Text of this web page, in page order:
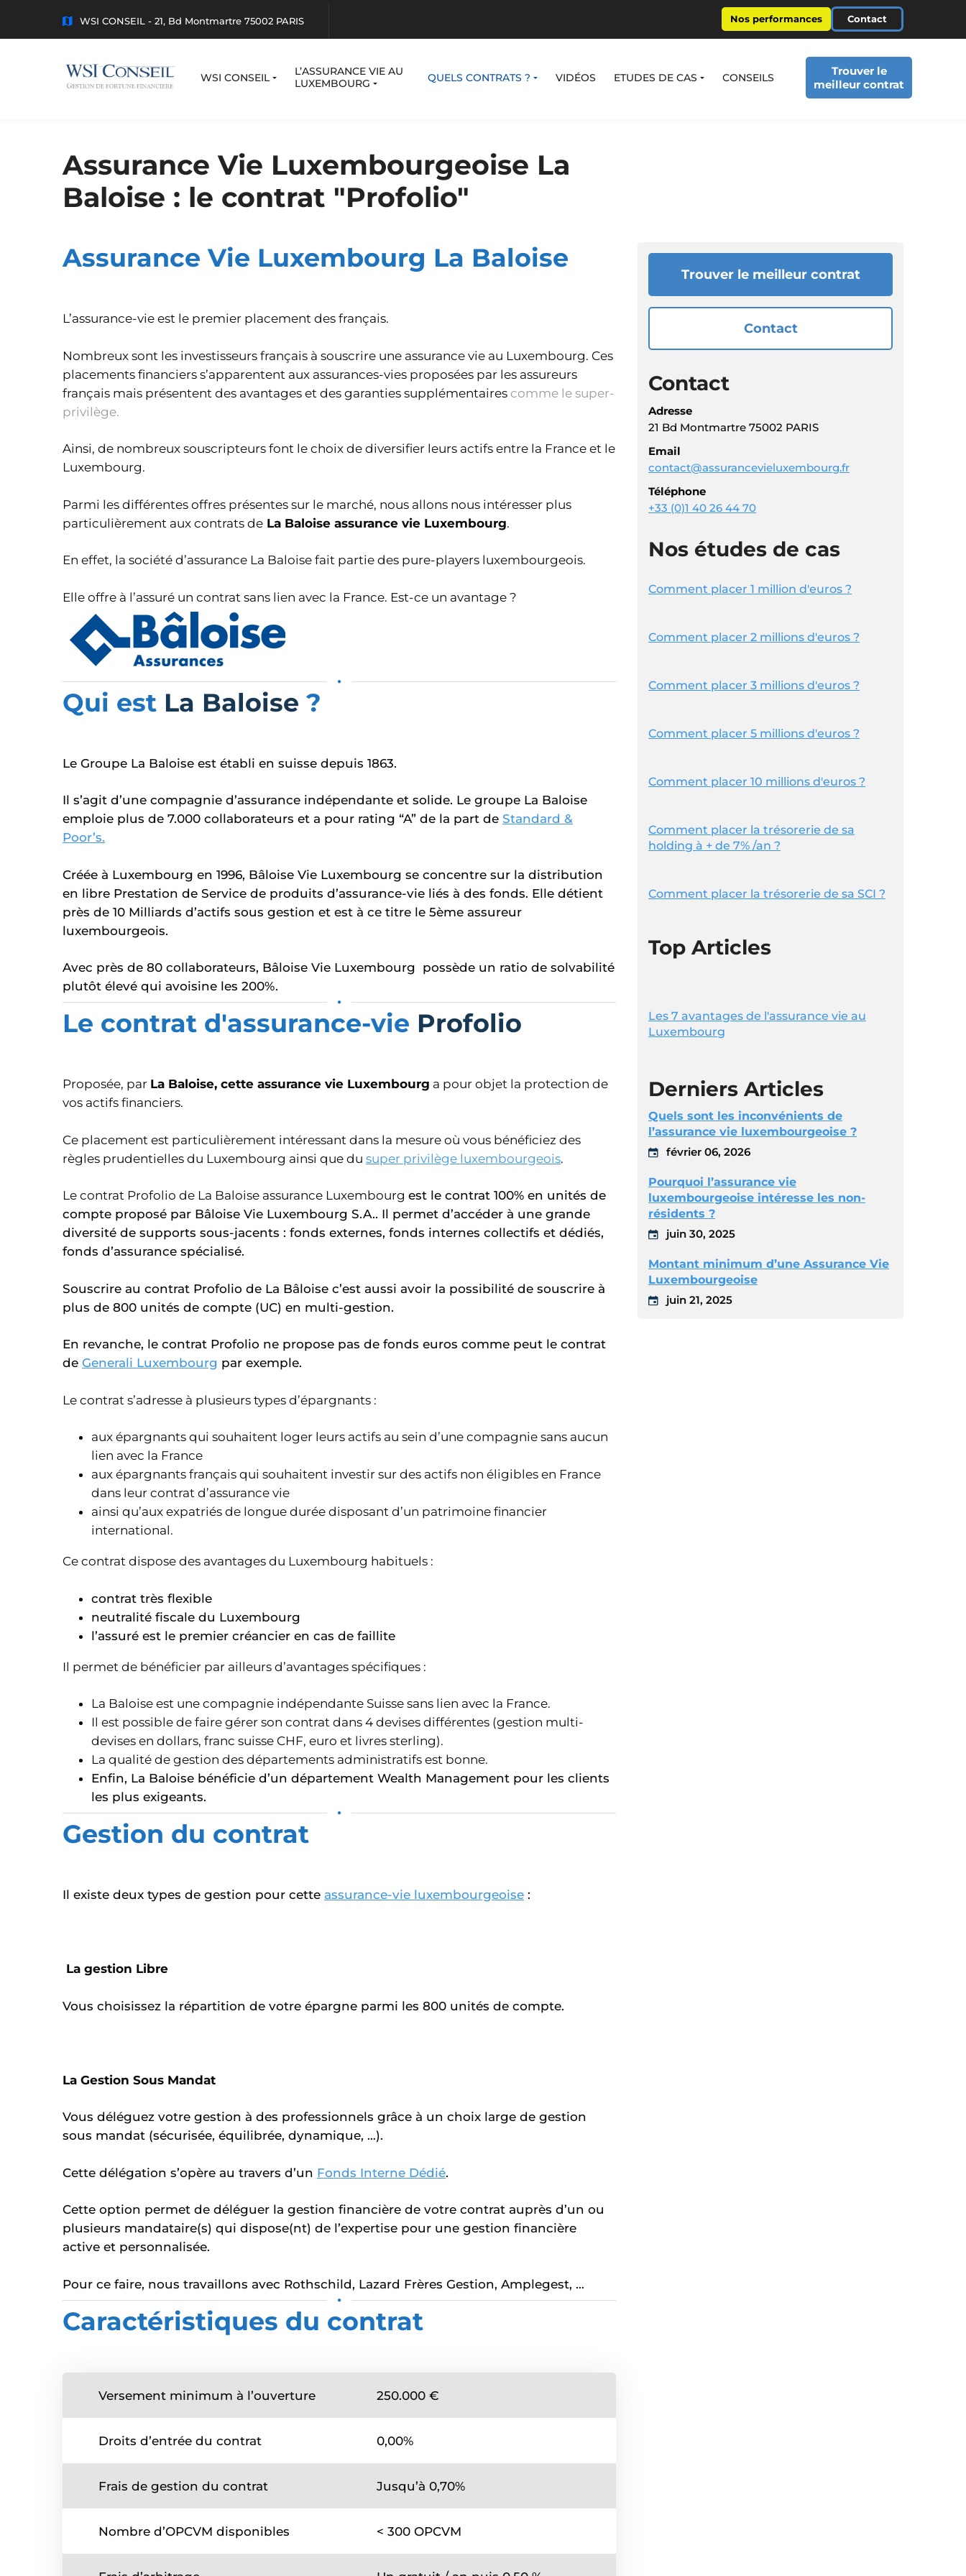
WSI CONSEIL - 21, Bd Montmartre 75002 PARIS Nos performances Contact
WSI CONSEIL
L’ASSURANCE VIE AU
LUXEMBOURG
QUELS CONTRATS ? VIDÉOS ETUDES DE CAS CONSEILS
Trouver le
meilleur contrat
Assurance Vie Luxembourgeoise La
Baloise : le contrat "Profolio"
Assurance Vie Luxembourg La Baloise
L’assurance-vie est le premier placement des français.
Nombreux sont les investisseurs français à souscrire une assurance vie au Luxembourg. Ces
placements financiers s’apparentent aux assurances-vies proposées par les assureurs
français mais présentent des avantages et des garanties supplémentaires comme le super-
privilège.
Ainsi, de nombreux souscripteurs font le choix de diversifier leurs actifs entre la France et le
Luxembourg.
Parmi les différentes offres présentes sur le marché, nous allons nous intéresser plus
particulièrement aux contrats de La Baloise assurance vie Luxembourg.
En effet, la société d’assurance La Baloise fait partie des pure-players luxembourgeois.
Elle offre à l’assuré un contrat sans lien avec la France. Est-ce un avantage ?
•
Qui est La Baloise ?
Le Groupe La Baloise est établi en suisse depuis 1863.
Il s’agit d’une compagnie d’assurance indépendante et solide. Le groupe La Baloise
emploie plus de 7.000 collaborateurs et a pour rating “A” de la part de Standard &
Poor’s.
Créée à Luxembourg en 1996, Bâloise Vie Luxembourg se concentre sur la distribution
en libre Prestation de Service de produits d’assurance-vie liés à des fonds. Elle détient
près de 10 Milliards d’actifs sous gestion et est à ce titre le 5ème assureur
luxembourgeois.
Avec près de 80 collaborateurs, Bâloise Vie Luxembourg possède un ratio de solvabilité
plutôt élevé qui avoisine les 200%.
•
Le contrat d'assurance-vie Profolio
Proposée, par La Baloise, cette assurance vie Luxembourg a pour objet la protection de
vos actifs financiers.
Ce placement est particulièrement intéressant dans la mesure où vous bénéficiez des
règles prudentielles du Luxembourg ainsi que du super privilège luxembourgeois.
Le contrat Profolio de La Baloise assurance Luxembourg est le contrat 100% en unités de
compte proposé par Bâloise Vie Luxembourg S.A.. Il permet d’accéder à une grande
diversité de supports sous-jacents : fonds externes, fonds internes collectifs et dédiés,
fonds d’assurance spécialisé.
Souscrire au contrat Profolio de La Bâloise c’est aussi avoir la possibilité de souscrire à
plus de 800 unités de compte (UC) en multi-gestion.
En revanche, le contrat Profolio ne propose pas de fonds euros comme peut le contrat
de Generali Luxembourg par exemple.
Le contrat s’adresse à plusieurs types d’épargnants :
aux épargnants qui souhaitent loger leurs actifs au sein d’une compagnie sans aucun
lien avec la France
aux épargnants français qui souhaitent investir sur des actifs non éligibles en France
dans leur contrat d’assurance vie
ainsi qu’aux expatriés de longue durée disposant d’un patrimoine financier
international.
Ce contrat dispose des avantages du Luxembourg habituels :
contrat très flexible
neutralité fiscale du Luxembourg
l’assuré est le premier créancier en cas de faillite
Il permet de bénéficier par ailleurs d’avantages spécifiques :
La Baloise est une compagnie indépendante Suisse sans lien avec la France.
Il est possible de faire gérer son contrat dans 4 devises différentes (gestion multi-
devises en dollars, franc suisse CHF, euro et livres sterling).
La qualité de gestion des départements administratifs est bonne.
Enfin, La Baloise bénéficie d’un département Wealth Management pour les clients
les plus exigeants.
•
Gestion du contrat
Il existe deux types de gestion pour cette assurance-vie luxembourgeoise :
La gestion Libre
Vous choisissez la répartition de votre épargne parmi les 800 unités de compte.
La Gestion Sous Mandat
Vous déléguez votre gestion à des professionnels grâce à un choix large de gestion
sous mandat (sécurisée, équilibrée, dynamique, …).
Cette délégation s’opère au travers d’un Fonds Interne Dédié.
Cette option permet de déléguer la gestion financière de votre contrat auprès d’un ou
plusieurs mandataire(s) qui dispose(nt) de l’expertise pour une gestion financière
active et personnalisée.
Pour ce faire, nous travaillons avec Rothschild, Lazard Frères Gestion, Amplegest, …
•
Caractéristiques du contrat
Versement minimum à l’ouverture 250.000 €
Droits d’entrée du contrat 0,00%
Frais de gestion du contrat Jusqu’à 0,70%
Nombre d’OPCVM disponibles < 300 OPCVM
Trouver le meilleur contrat
Contact
Contact
Adresse
21 Bd Montmartre 75002 PARIS
Email
contact@assurancevieluxembourg.fr
Téléphone
+33 (0)1 40 26 44 70
Nos études de cas
Comment placer 1 million d'euros ?
Comment placer 2 millions d'euros ?
Comment placer 3 millions d'euros ?
Comment placer 5 millions d'euros ?
Comment placer 10 millions d'euros ?
Comment placer la trésorerie de sa
holding à + de 7% /an ?
Comment placer la trésorerie de sa SCI ?
Top Articles
Les 7 avantages de l'assurance vie au
Luxembourg
Derniers Articles
Quels sont les inconvénients de
l’assurance vie luxembourgeoise ?
février 06, 2026
Pourquoi l’assurance vie
luxembourgeoise intéresse les non-
résidents ?
juin 30, 2025
Montant minimum d’une Assurance Vie
Luxembourgeoise
juin 21, 2025